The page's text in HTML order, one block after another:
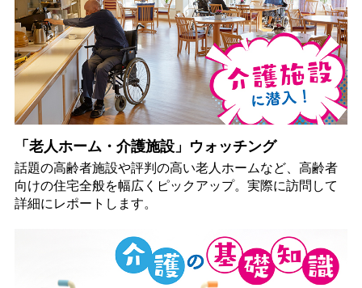
「老人ホーム・介護施設」ウォッチング
話題の高齢者施設や評判の高い老人ホームなど、高齢者
向けの住宅全般を幅広くピックアップ。実際に訪問して
詳細にレポートします。